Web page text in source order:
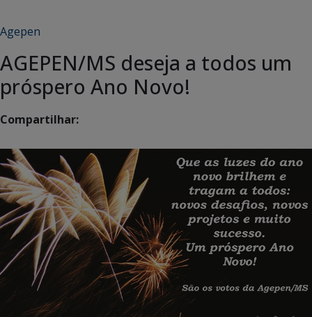
Agepen
AGEPEN/MS deseja a todos um
próspero Ano Novo!
Compartilhar: